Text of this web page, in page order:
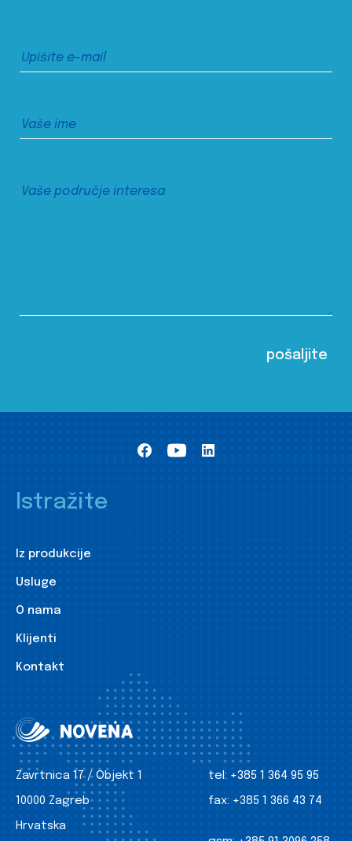
Istražite
Iz produkcije
Usluge
O nama
Klijenti
Kontakt
Zavrtnica 17 / Objekt 1
10000 Zagreb
Hrvatska
tel: +385 1 364 95 95
fax: +385 1 366 43 74